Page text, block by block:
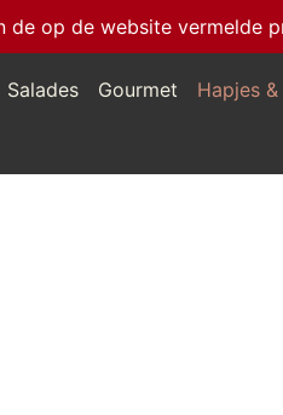
op de website vermelde
Salades Gourmet Hapjes